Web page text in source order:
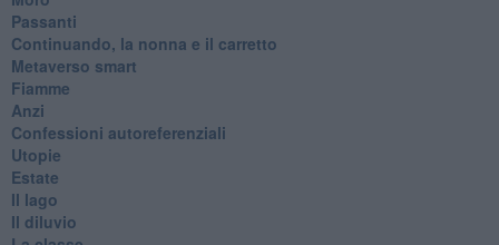
Passanti
Continuando, la nonna e il carretto
Metaverso smart
Fiamme
Anzi
Confessioni autoreferenziali
Utopie
Estate
Il lago
Il diluvio